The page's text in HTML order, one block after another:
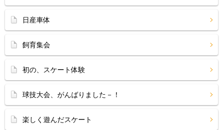
日産車体
飼育集会
初の、スケート体験
球技大会、がんばりました－！
楽しく遊んだスケート